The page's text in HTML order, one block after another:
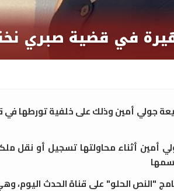
جولي أمين وذلك على خلفية تورطها
أمين أثناء محاولتها تسجيل أو نقل
"النص الحلو" على قناة الحدث اليوم،